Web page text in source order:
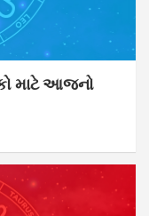
માટે આજનો